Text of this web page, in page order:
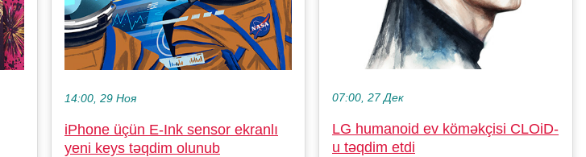
14:00, 29 Ноя
iPhone üçün E-Ink sensor ekranlı
yeni keys təqdim olunub
07:00, 27 Дек
LG humanoid ev köməkçisi CLOiD-
u təqdim etdi